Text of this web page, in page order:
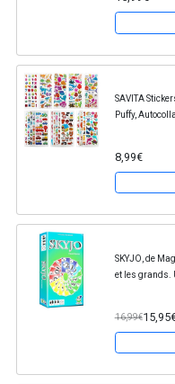
SAVITA
Puffy,
8,99€
SKYJO, de
et les grands.
16,99€